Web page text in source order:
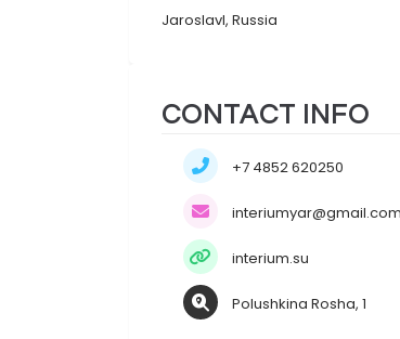
Jaroslavl, Russia
CONTACT INFO
+7 4852 620250
interiumyar@gmail.com
interium.su
Polushkina Rosha, 1